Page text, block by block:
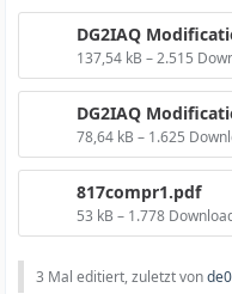
DG2IAQ
137,54 kB – 2.515
DG2IAQ
78,64 kB – 1.625
817compr1.pdf
53 kB – 1.778
3 Mal editiert, zuletzt von